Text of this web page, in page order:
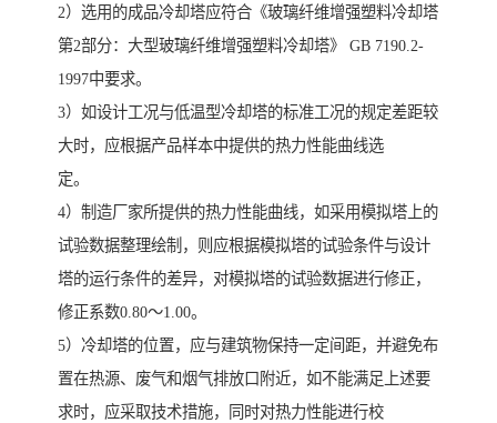
2）选用的成品冷却塔应符合《玻璃纤维增强塑料冷却塔
第2部分：大型玻璃纤维增强塑料冷却塔》 GB 7190.2-
1997中要求。
3）如设计工况与低温型冷却塔的标准工况的规定差距较
大时，应根据产品样本中提供的热力性能曲线选
定。
4）制造厂家所提供的热力性能曲线，如采用模拟塔上的
试验数据整理绘制，则应根据模拟塔的试验条件与设计
塔的运行条件的差异，对模拟塔的试验数据进行修正，
修正系数0.80～1.00。
5）冷却塔的位置，应与建筑物保持一定间距，并避免布
置在热源、废气和烟气排放口附近，如不能满足上述要
求时，应采取技术措施，同时对热力性能进行校